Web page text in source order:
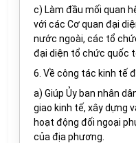
c) Làm đầu mối quan
với các Cơ quan đại
nước ngoài, các tổ
đại diện tổ chức quốc
6. Về công tác kinh tế
a) Giúp Ủy ban nhân
giao kinh tế, xây dựng
hoạt động đối ngoại
của địa phương.